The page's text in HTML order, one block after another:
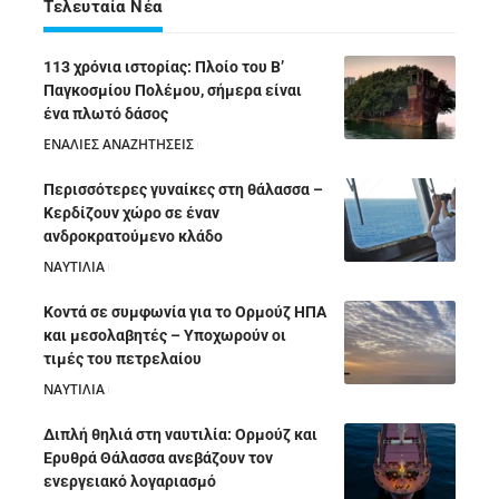
Τελευταία Νέα
113 χρόνια ιστορίας: Πλοίο του Β’
Παγκοσμίου Πολέμου, σήμερα είναι
ένα πλωτό δάσος
ΕΝΑΛΙΕΣ ΑΝΑΖΗΤΗΣΕΙΣ
Περισσότερες γυναίκες στη θάλασσα –
Κερδίζουν χώρο σε έναν
ανδροκρατούμενο κλάδο
ΝΑΥΤΙΛΙΑ
Κοντά σε συμφωνία για το Ορμούζ ΗΠΑ
και μεσολαβητές – Υποχωρούν οι
τιμές του πετρελαίου
ΝΑΥΤΙΛΙΑ
Διπλή θηλιά στη ναυτιλία: Ορμούζ και
Ερυθρά Θάλασσα ανεβάζουν τον
ενεργειακό λογαριασμό